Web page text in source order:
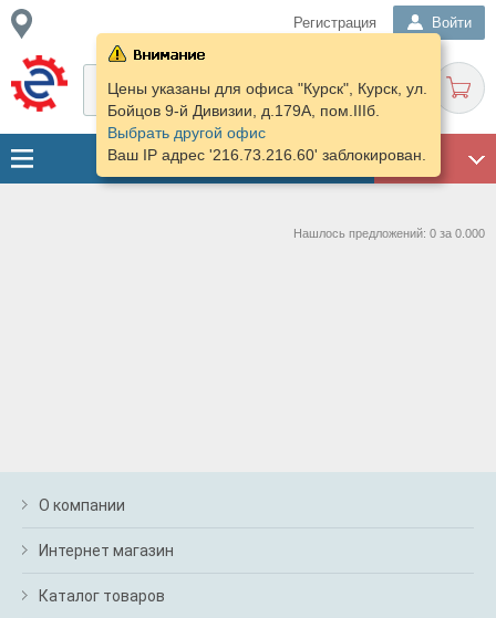
Регистрация Войти
ГАРАЖ
Цены указаны для офиса "Курск", Курск, ул.
Бойцов 9-й Дивизии, д.179А, пом.IIIб.
Выбрать другой офис
Ваш IP адрес '216.73.216.60' заблокирован.
Нашлось предложений: 0 за 0.000
О компании
Интернет магазин
Каталог товаров